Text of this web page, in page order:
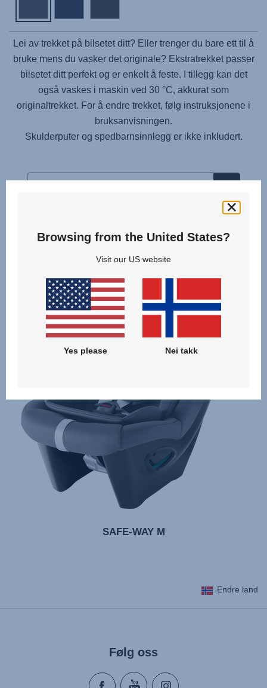
Lei av trekket på bilsetet ditt? Eller trenger du bare ett til å
bruke mens du vasker det originale? Ekstratrekket passer
bilsetet ditt perfekt og er enkelt å feste. I tillegg kan det
også vaskes i maskin ved 30 °C, akkurat som
originaltrekket. For å endre trekket, følg instruksjonene i
bruksanvisningen.
Skulderputer og spedbarnsinnlegg er ikke inkludert.
Relaterte produkter
SAFE-WAY M
Endre land
Følg oss
Browsing from the United States?
Visit our US website
Yes please Nei takk